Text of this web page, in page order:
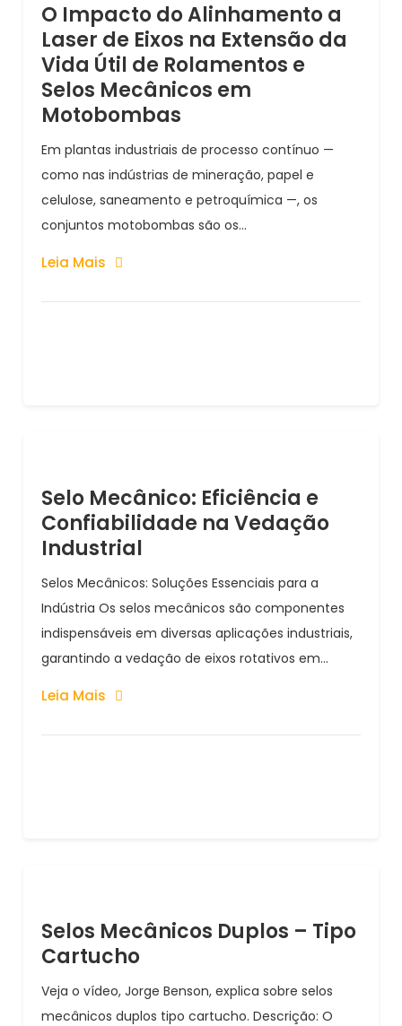
O Impacto do Alinhamento a
Laser de Eixos na Extensão da
Vida Útil de Rolamentos e
Selos Mecânicos em
Motobombas
Em plantas industriais de processo contínuo —
como nas indústrias de mineração, papel e
celulose, saneamento e petroquímica —, os
conjuntos motobombas são os...
Leia Mais
Selo Mecânico: Eficiência e
Confiabilidade na Vedação
Industrial
Selos Mecânicos: Soluções Essenciais para a
Indústria Os selos mecânicos são componentes
indispensáveis em diversas aplicações industriais,
garantindo a vedação de eixos rotativos em...
Leia Mais
Selos Mecânicos Duplos – Tipo
Cartucho
Veja o vídeo, Jorge Benson, explica sobre selos
mecânicos duplos tipo cartucho. Descrição: O